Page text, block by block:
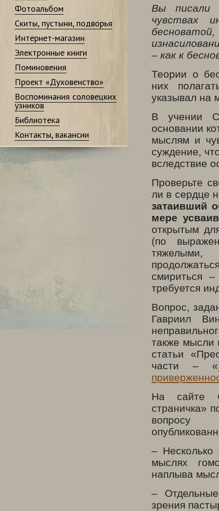
Фотоальбом
Скиты, пустыни, подворья
Интернет-магазин
Электронные книги
Поминовения
Проект «Духовенство»
Воспоминания соловецких
узников
Библиотека
Контакты, вакансии
Вы писали
чувствах
– как к
Теории о
них
указывал на
В учении
основании
мыслям и
суждение,
вследствие
Проверьте
ли в сердце
затаивший
мере
открытым
(по
тяжелыми,
смириться
требуется
Вопрос,
Гавриил
также мысли
статьи
части – «
На сайте
страничка»
– Несколько
мыслях
наплыва
–
зрения